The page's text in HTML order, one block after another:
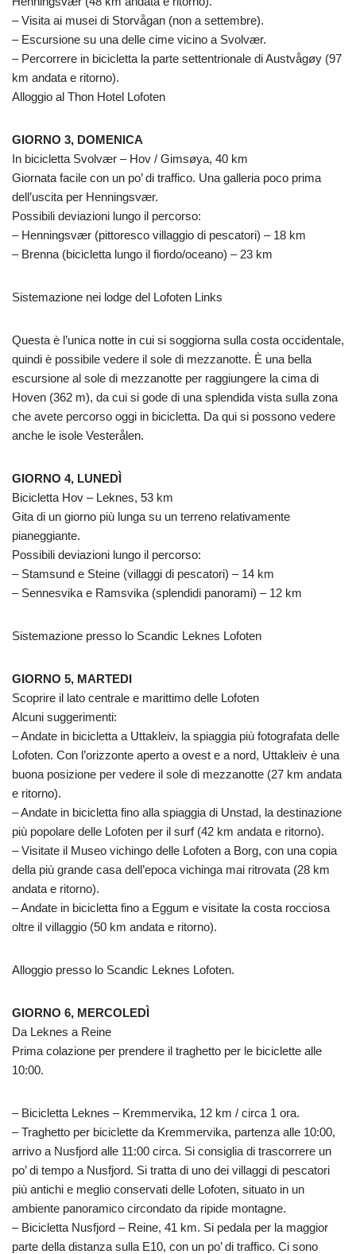
– Visita ai musei di Storvågan (non a settembre).
– Escursione su una delle cime vicino a Svolvær.
– Percorrere in bicicletta la parte settentrionale di Austvågøy (97
km andata e ritorno).
Alloggio al Thon Hotel Lofoten
GIORNO 3, DOMENICA
In bicicletta Svolvær – Hov / Gimsøya, 40 km
Giornata facile con un po’ di traffico. Una galleria poco prima
dell’uscita per Henningsvær.
Possibili deviazioni lungo il percorso:
– Henningsvær (pittoresco villaggio di pescatori) – 18 km
– Brenna (bicicletta lungo il fiordo/oceano) – 23 km
Sistemazione nei lodge del Lofoten Links
Questa è l’unica notte in cui si soggiorna sulla costa occidentale,
quindi è possibile vedere il sole di mezzanotte. È una bella
escursione al sole di mezzanotte per raggiungere la cima di
Hoven (362 m), da cui si gode di una splendida vista sulla zona
che avete percorso oggi in bicicletta. Da qui si possono vedere
anche le isole Vesterålen.
GIORNO 4, LUNEDÌ
Bicicletta Hov – Leknes, 53 km
Gita di un giorno più lunga su un terreno relativamente
pianeggiante.
Possibili deviazioni lungo il percorso:
– Stamsund e Steine (villaggi di pescatori) – 14 km
– Sennesvika e Ramsvika (splendidi panorami) – 12 km
Sistemazione presso lo Scandic Leknes Lofoten
GIORNO 5, MARTEDI
Scoprire il lato centrale e marittimo delle Lofoten
Alcuni suggerimenti:
– Andate in bicicletta a Uttakleiv, la spiaggia più fotografata delle
Lofoten. Con l’orizzonte aperto a ovest e a nord, Uttakleiv è una
buona posizione per vedere il sole di mezzanotte (27 km andata
e ritorno).
– Andate in bicicletta fino alla spiaggia di Unstad, la destinazione
più popolare delle Lofoten per il surf (42 km andata e ritorno).
– Visitate il Museo vichingo delle Lofoten a Borg, con una copia
della più grande casa dell’epoca vichinga mai ritrovata (28 km
andata e ritorno).
– Andate in bicicletta fino a Eggum e visitate la costa rocciosa
oltre il villaggio (50 km andata e ritorno).
Alloggio presso lo Scandic Leknes Lofoten.
GIORNO 6, MERCOLEDÌ
Da Leknes a Reine
Prima colazione per prendere il traghetto per le biciclette alle
10:00.
– Bicicletta Leknes – Kremmervika, 12 km / circa 1 ora.
– Traghetto per biciclette da Kremmervika, partenza alle 10:00,
arrivo a Nusfjord alle 11:00 circa. Si consiglia di trascorrere un
po’ di tempo a Nusfjord. Si tratta di uno dei villaggi di pescatori
più antichi e meglio conservati delle Lofoten, situato in un
ambiente panoramico circondato da ripide montagne.
– Bicicletta Nusfjord – Reine, 41 km. Si pedala per la maggior
parte della distanza sulla E10, con un po’ di traffico. Ci sono